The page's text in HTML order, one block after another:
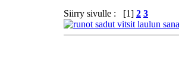
Siirry sivulle : [1] 2 3